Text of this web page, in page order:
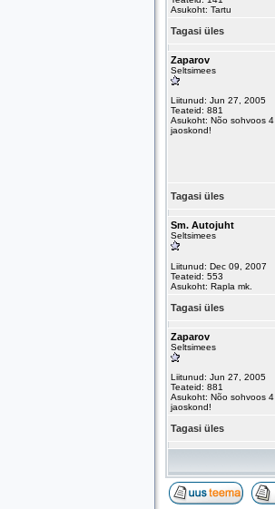
Asukoht: Tartu
Tagasi üles
Zaparov
Seltsimees
Liitunud: Jun 27, 2005
Teateid: 881
Asukoht: Nõo sohvoos 4
jaoskond!
Tagasi üles
Sm. Autojuht
Seltsimees
Liitunud: Dec 09, 2007
Teateid: 553
Asukoht: Rapla mk.
Tagasi üles
Zaparov
Seltsimees
Liitunud: Jun 27, 2005
Teateid: 881
Asukoht: Nõo sohvoos 4
jaoskond!
Tagasi üles